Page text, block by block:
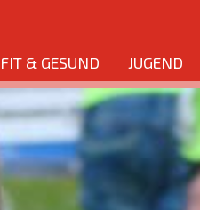
FIT & GESUND JUGEND